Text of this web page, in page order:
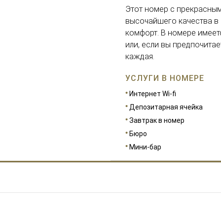
Этот номер с
высочайшего качества
комфорт. В номере
или, если вы
каждая.
УСЛУГИ В НОМЕРЕ
Интернет Wi-fi
Депозитарная ячейка
Завтрак в номер
Бюро
Мини-бар